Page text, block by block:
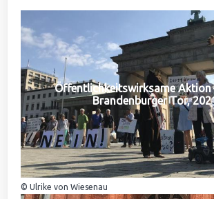
Öffentlichkeitswirksame Aktion
Brandenburger Tor,
© Ulrike von Wiesenau